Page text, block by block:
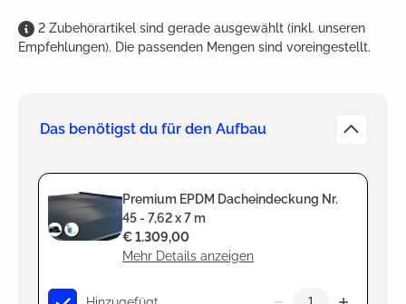
2 Zubehörartikel sind gerade ausgewählt (inkl. unseren
Empfehlungen). Die passenden Mengen sind voreingestellt.
Das benötigst du für den Aufbau
Premium EPDM Dacheindeckung Nr.
45 - 7,62 x 7 m
Mehr Details anzeigen
€ 1.309,00